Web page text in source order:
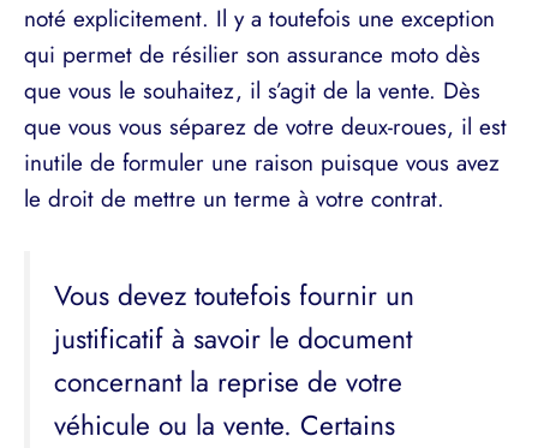
noté explicitement. Il y a toutefois une exception
qui permet de résilier son assurance moto dès
que vous le souhaitez, il s’agit de la vente. Dès
que vous vous séparez de votre deux-roues, il est
inutile de formuler une raison puisque vous avez
le droit de mettre un terme à votre contrat.
Vous devez toutefois fournir un
justificatif à savoir le document
concernant la reprise de votre
véhicule ou la vente. Certains